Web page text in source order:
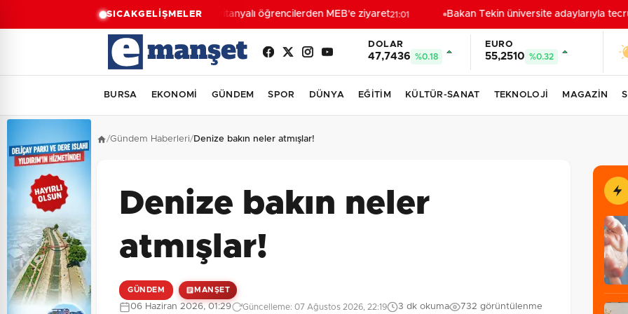
SICAKGELİŞMELERMoritanyalı öğrencilerden MEB'e ziyaret21:01 Bakan Tekin üniversite adaylarıyla
DOLAR
47,7436 %0.18
EURO
55,2510 %0.32
BURSA EKONOMİ GÜNDEM SPOR DÜNYA EĞİTİM KÜLTÜR-SANAT TEKNOLOJİ MAGAZİN
/Gündem Haberleri/Denize bakın neler atmışlar!
Denize bakın neler
atmışlar!
GÜNDEM MANŞET
06 Haziran 2026, 01:29 Güncelleme: 07 Ağustos 2026, 22:19 3 dk okuma 732 görüntülenme